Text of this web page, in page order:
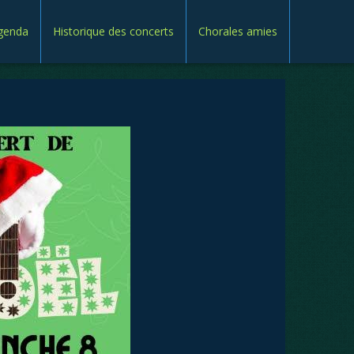
Historique des concerts Chorales amies